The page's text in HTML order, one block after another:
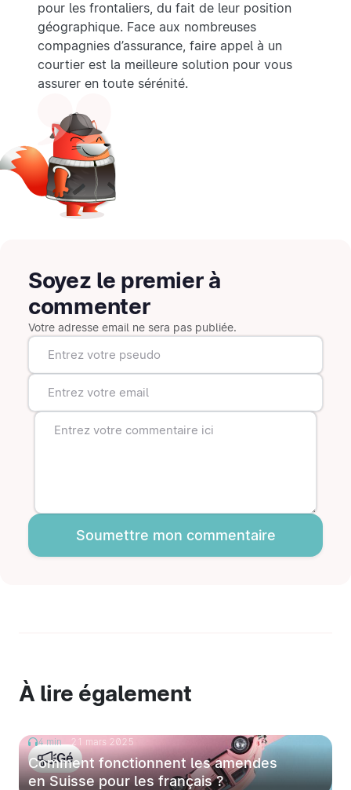
pour les frontaliers, du fait de leur position
géographique. Face aux nombreuses
compagnies d’assurance, faire appel à un
courtier est la meilleure solution pour vous
assurer en toute sérénité.
Soyez le premier à
commenter
Votre adresse email ne sera pas publiée.
Soumettre mon commentaire
À lire également
Gé
4 min 21 mars 2025
Comment fonctionnent les amendes
en Suisse pour les français ?